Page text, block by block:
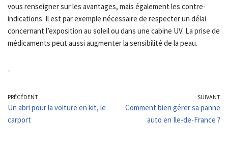
vous renseigner sur les avantages, mais également les contre-
indications. Il est par exemple nécessaire de respecter un délai
concernant l’exposition au soleil ou dans une cabine UV. La prise de
médicaments peut aussi augmenter la sensibilité de la peau.
-
PRÉCÉDENT
Un abri pour la voiture en kit, le
carport
SUIVANT
Comment bien gérer sa panne
auto en Ile-de-France ?